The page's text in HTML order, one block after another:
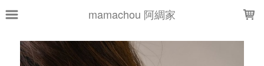
mamachou 阿綢家